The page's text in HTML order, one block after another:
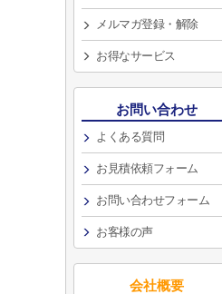
メルマガ登録・解除
お得なサービス
お問い合わせ
よくある質問
お見積依頼フォーム
お問い合わせフォーム
お客様の声
会社概要